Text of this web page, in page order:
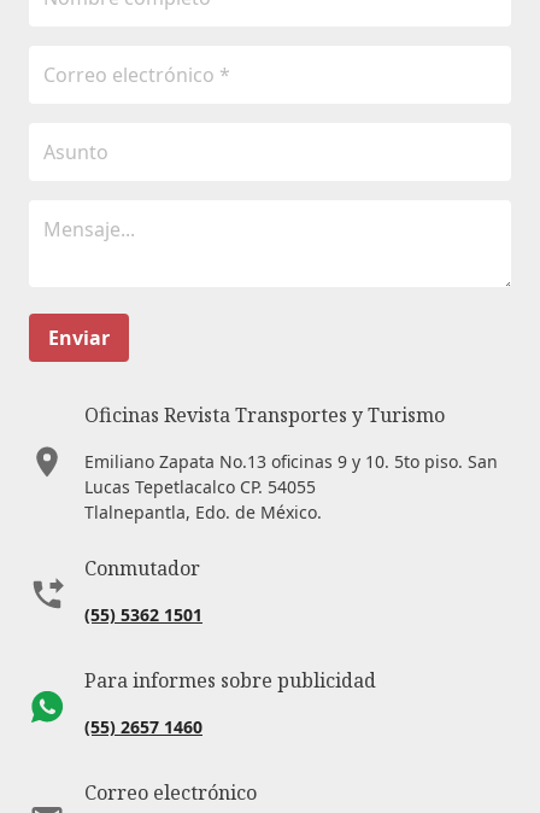
Enviar
Oficinas Revista Transportes y Turismo
Emiliano Zapata No.13 oficinas 9 y 10. 5to piso. San
Lucas Tepetlacalco CP. 54055
Tlalnepantla, Edo. de México.
Conmutador
(55) 5362 1501
Para informes sobre publicidad
(55) 2657 1460
Correo electrónico